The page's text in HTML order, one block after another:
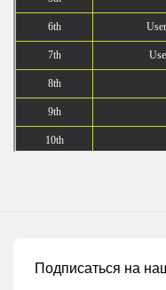
Подписаться на